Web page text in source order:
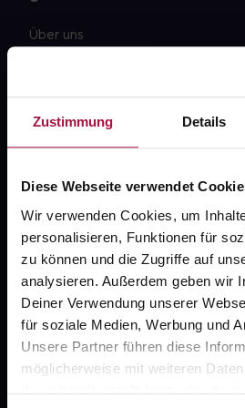
Zustimmung Details
Diese Webseite verwendet
Wir verwenden Cookies, um
personalisieren, Funktionen für
zu können und die Zugriffe auf
analysieren. Außerdem geben wir
Deiner Verwendung unserer
für soziale Medien, Werbung und
Unsere Partner führen diese
möglicherweise mit weiteren
ihnen bereitgestellt hast oder die
Über uns
Newsletter
Sanitätshäuser
AGB
Impressum